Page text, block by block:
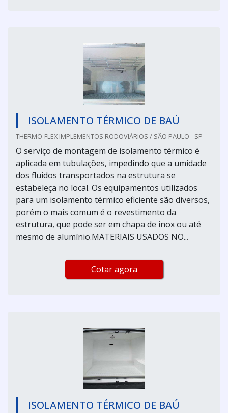
ISOLAMENTO TÉRMICO DE BAÚ
THERMO-FLEX IMPLEMENTOS RODOVIÁRIOS / SÃO PAULO - SP
O serviço de montagem de isolamento térmico é
aplicada em tubulações, impedindo que a umidade
dos fluidos transportados na estrutura se
estabeleça no local. Os equipamentos utilizados
para um isolamento térmico eficiente são diversos,
porém o mais comum é o revestimento da
estrutura, que pode ser em chapa de inox ou até
mesmo de alumínio.MATERIAIS USADOS NO...
Cotar agora
ISOLAMENTO TÉRMICO DE BAÚ